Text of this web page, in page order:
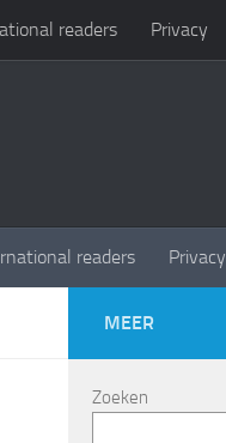
readers Privacy
readers Privacy
MEER
Zoeken